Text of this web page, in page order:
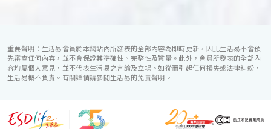
重要聲明：生活易會員於本網站內所發表的全部內容為即時更新，因此生活易不會預
先審查任何內容，並不會保證其準確性、完整性及質量。此外，會員所發表的全部內
容均屬個人意見，並不代表生活易之言論及立場。如從而引起任何損失或法律糾紛，
生活易概不負責。有關詳情請參閱生活易的免責聲明。